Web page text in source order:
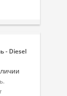
- Diesel